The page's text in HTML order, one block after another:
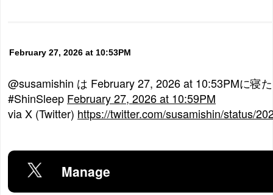
February 27, 2026 at 10:53PM
@susamishin は February 27, 2026 at 10:53PMに寝
#ShinSleep February 27, 2026 at 10:59PM
via X (Twitter) https://twitter.com/susamishin/status/
Manage